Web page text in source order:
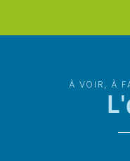
À VOIR, À